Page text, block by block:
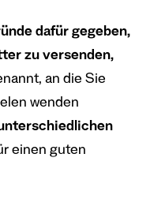
dafür gegeben,
zu versenden,
an die Sie
wenden
einen guten